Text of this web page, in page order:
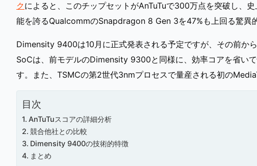
クによると、このチップセットがAnTuTuで300万点を突破し、
能を誇るQualcommのSnapdragon 8 Gen 3を47%も上回る驚異
Dimensity 9400は10月に正式発表される予定ですが、その前か
SoCは、前モデルのDimensity 9300と同様に、効率コアを省い
す。また、TSMCの第2世代3nmプロセスで量産される初の
目次
AnTuTuスコアの詳細分析
競合他社との比較
Dimensity 9400の技術的特徴
まとめ